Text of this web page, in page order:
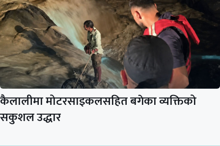
कैलालीमा मोटरसाइकलसहित बगेका व्यक्तिको
सकुशल उद्धार